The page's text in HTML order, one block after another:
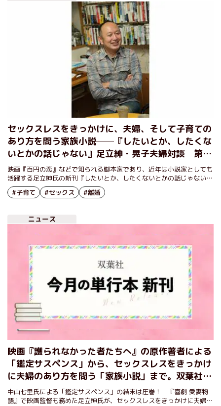
セックスレスをきっかけに、夫婦、そして子育ての
あり方を問う家族小説──『したいとか、したくな
いとかの話じゃない』足立紳・晃子夫婦対談 第３
回
映画『百円の恋』などで知られる脚本家であり、近年は小説家としても
活躍する足立紳氏の新刊『したいとか、したくないとかの話じゃない』
が刊行された。夫婦生活の生々しさ、ディティールの細かさは、果たし
てどこまでがフィクションなのか。描きたかった女性像、そして、夫婦
#子育て #セックス #離婚
ニュース
映画『護られなかった者たちへ』の原作著者による
「鑑定サスペンス」から、セックスレスをきっかけ
に夫婦のあり方を問う「家族小説」まで。双葉社1
月の新刊ラインナップをご紹介！
中山七里氏による「鑑定サスペンス」の結末は圧巻！ 『喜劇 愛妻物
語』で映画監督も務めた足立紳氏が、セックスレスをきっかけに夫婦の